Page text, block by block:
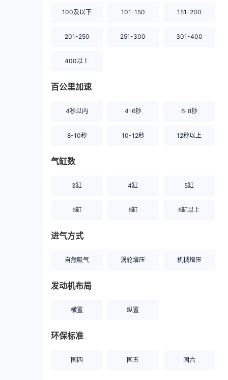
100及以下 101-150 151-200
201-250 251-300 301-400
400以上
百公里加速
4秒以内 4-6秒 6-8秒
8-10秒 10-12秒 12秒以上
气缸数
3缸 4缸 5缸
6缸 8缸 8缸以上
进气方式
自然吸气 涡轮增压 机械增压
发动机布局
横置 纵置
环保标准
国四 国五 国六